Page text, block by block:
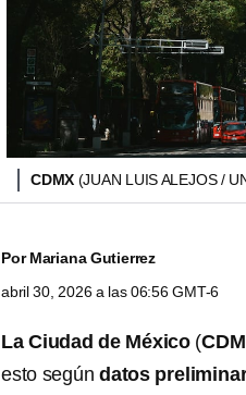
CDMX (JUAN LUIS ALEJOS /
PorMariana Gutierrez
abril 30, 2026 a las 06:56 GMT-6
La Ciudad de México (
esto según datos